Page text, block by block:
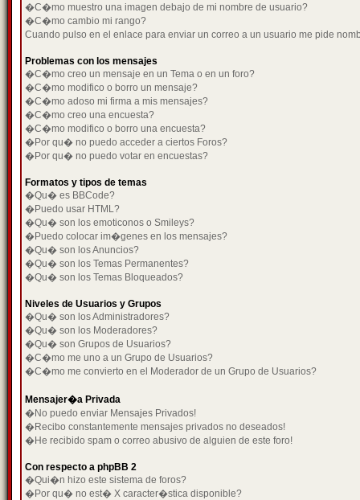
�C�mo muestro una imagen debajo de mi nombre de usuario?
�C�mo cambio mi rango?
Cuando pulso en el enlace para enviar un correo a un usuario me pide
Problemas con los mensajes
�C�mo creo un mensaje en un Tema o en un foro?
�C�mo modifico o borro un mensaje?
�C�mo adoso mi firma a mis mensajes?
�C�mo creo una encuesta?
�C�mo modifico o borro una encuesta?
�Por qu� no puedo acceder a ciertos Foros?
�Por qu� no puedo votar en encuestas?
Formatos y tipos de temas
�Qu� es BBCode?
�Puedo usar HTML?
�Qu� son los emoticonos o Smileys?
�Puedo colocar im�genes en los mensajes?
�Qu� son los Anuncios?
�Qu� son los Temas Permanentes?
�Qu� son los Temas Bloqueados?
Niveles de Usuarios y Grupos
�Qu� son los Administradores?
�Qu� son los Moderadores?
�Qu� son Grupos de Usuarios?
�C�mo me uno a un Grupo de Usuarios?
�C�mo me convierto en el Moderador de un Grupo de Usuarios?
Mensajer�a Privada
�No puedo enviar Mensajes Privados!
�Recibo constantemente mensajes privados no deseados!
�He recibido spam o correo abusivo de alguien de este foro!
Con respecto a phpBB 2
�Qui�n hizo este sistema de foros?
�Por qu� no est� X caracter�stica disponible?